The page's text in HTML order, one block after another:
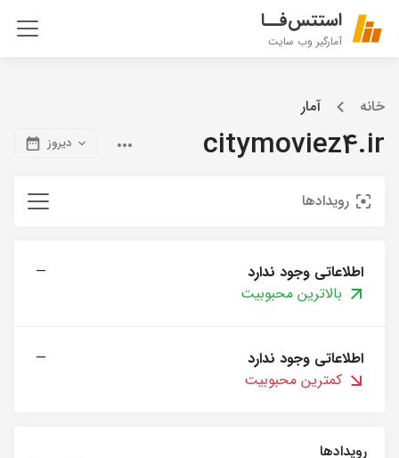
استتس‌فــا
آمارگیر وب سایت
خانه آمار
citymoviez4.ir دیروز
رویدادها
اطلاعاتی وجود ندارد
—
بالاترین محبوبیت
اطلاعاتی وجود ندارد
—
کمترین محبوبیت
رویدادها